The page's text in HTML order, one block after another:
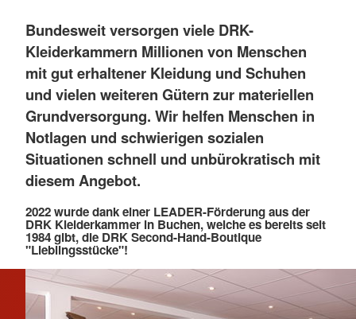
Bundesweit versorgen viele DRK-
Kleiderkammern Millionen von Menschen
mit gut erhaltener Kleidung und Schuhen
und vielen weiteren Gütern zur materiellen
Grundversorgung. Wir helfen Menschen in
Notlagen und schwierigen sozialen
Situationen schnell und unbürokratisch mit
diesem Angebot.
2022 wurde dank einer LEADER-Förderung aus der
DRK Kleiderkammer in Buchen, welche es bereits seit
1984 gibt, die DRK Second-Hand-Boutique
"Lieblingsstücke"!